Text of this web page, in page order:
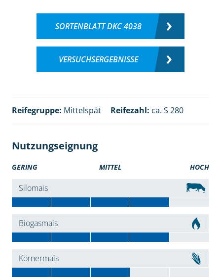
SORTENBLATT DKC 4038
VERSUCHSERGEBNISSE
Reifegruppe: Mittelspät Reifezahl: ca. S 280
Nutzungseignung
GERING MITTEL HOCH
Silomais
Biogasmais
Körnermais